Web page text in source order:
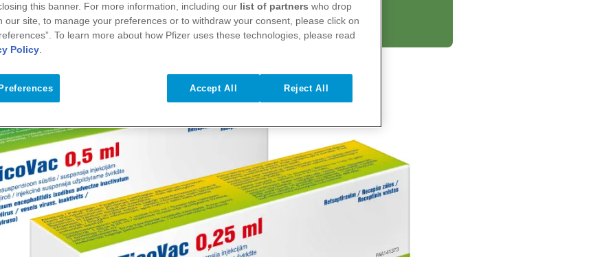
0,5 ml pakuotės lapelį rasite čia
this banner. For more information, including our list of partners who drop
our site, to manage your preferences or to withdraw your consent, please click on
To learn more about how Pfizer uses these technologies, please read
Policy.
Reject All
Accept All